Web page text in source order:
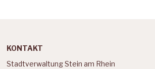
KONTAKT
Stadtverwaltung Stein am Rhein